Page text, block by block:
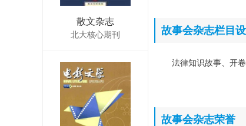
散文杂志
北大核心期刊 故事会杂志栏目
法律知识故事、开
故事会杂志荣誉